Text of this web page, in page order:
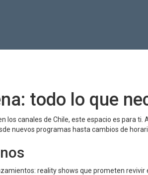
todo lo que
los canales de Chile, este espacio es para
nuevos programas hasta cambios de
reality shows que prometen